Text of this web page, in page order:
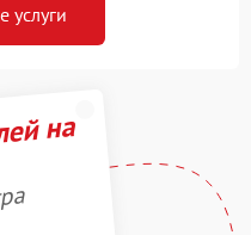
услуги
на